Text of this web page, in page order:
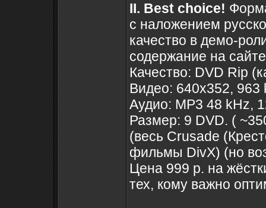
II. Best choice!
с наложением
качество в демо-
содержание на
Качество: DVD Rip
Видео: 640x352, 963
Аудио: MP3 48 kHz,
Размер: 9 DVD. (
(весь Crusade
фильмы DivX) (но
Цена 999 р. на
тех, кому важно